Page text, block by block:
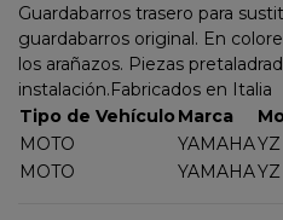
Guardabarros trasero para
guardabarros original. En
los arañazos. Piezas
instalación.Fabricados en Italia
Tipo de Vehículo Marca
MOTO
YAMAHA
MOTO
YAMAHA